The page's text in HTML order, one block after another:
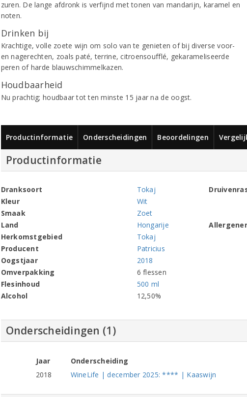
zuren. De lange afdronk is verfijnd met tonen van mandarijn, karamel en
noten.
Drinken bij
Krachtige, volle zoete wijn om solo van te genieten of bij diverse voor-
en nagerechten, zoals paté, terrine, citroensoufflé, gekarameliseerde
peren of harde blauwschimmelkazen.
Houdbaarheid
Nu prachtig; houdbaar tot ten minste 15 jaar na de oogst.
Productinformatie Onderscheidingen Beoordelingen
Productinformatie
Dranksoort
Tokaj
Kleur
Wit
Smaak
Zoet
Land
Hongarije
Herkomstgebied
Tokaj
Producent
Patricius
Oogstjaar
2018
Omverpakking
6 flessen
Flesinhoud
500 ml
Alcohol
12,50%
Onderscheidingen (1)
Jaar
Onderscheiding
2018
WineLife | december 2025: **** | Kaaswijn